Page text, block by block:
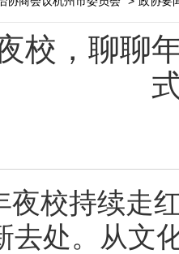
校，聊聊
夜校持续走
去处。从文